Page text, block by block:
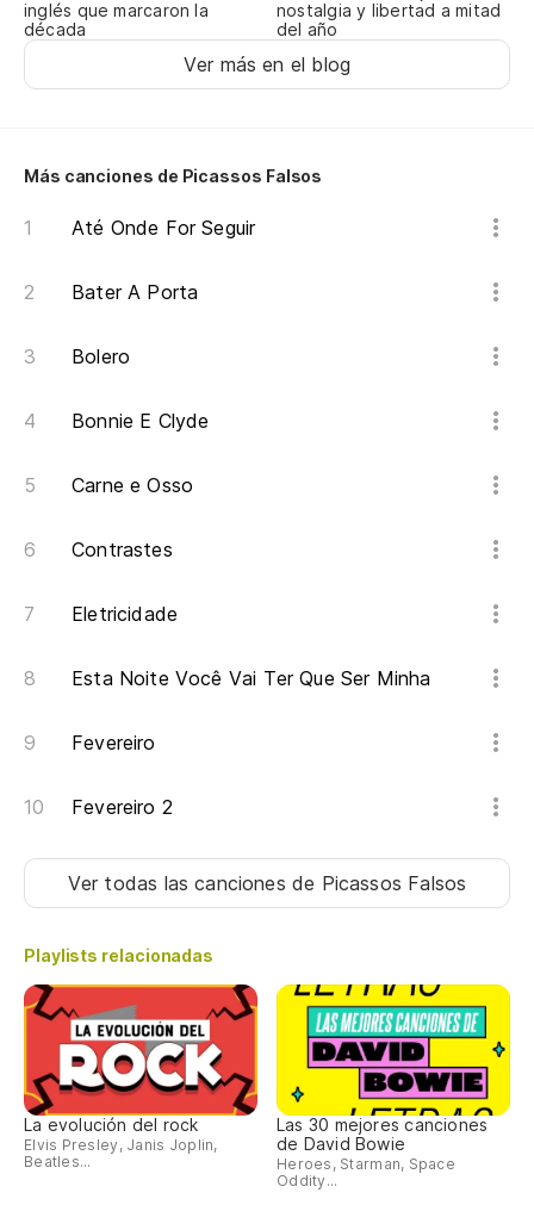
inglés que marcaron la
década
nostalgia y libertad a mitad
del año
Ver más en el blog
Más canciones de Picassos Falsos
Até Onde For Seguir
Bater A Porta
Bolero
Bonnie E Clyde
Carne e Osso
Contrastes
Eletricidade
Esta Noite Você Vai Ter Que Ser Minha
Fevereiro
Fevereiro 2
Ver todas las cancionesde Picassos Falsos
Playlists relacionadas
La evolución del rock
Elvis Presley, Janis Joplin,
Beatles...
Las 30 mejores canciones
de David Bowie
Heroes, Starman, Space
Oddity...